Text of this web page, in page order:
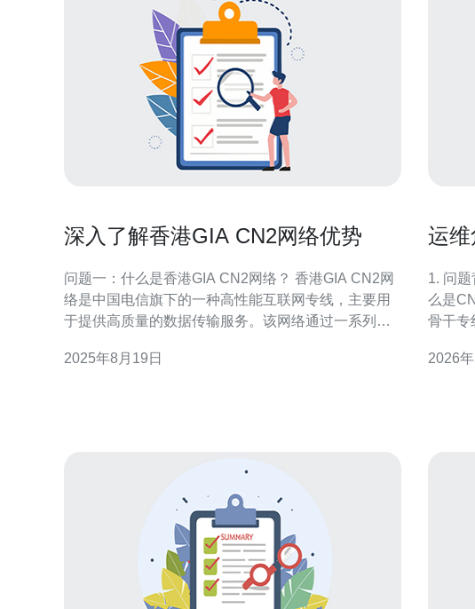
深入了解香港GIA CN2网络优势
问题一：什么是香港GIA CN2网络？ 香港GIA CN2网
络是中国电信旗下的一种高性能互联网专线，主要用
于提供高质量的数据传输服务。该网络通过一系列优
定连接和高速访问。CN2网络采用了先进的技术架
2025年8月19日
运
1. 问
么是
骨干专
泛指基
2026